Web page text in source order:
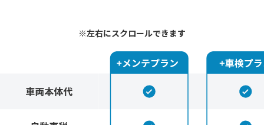
※左右にスクロールできます